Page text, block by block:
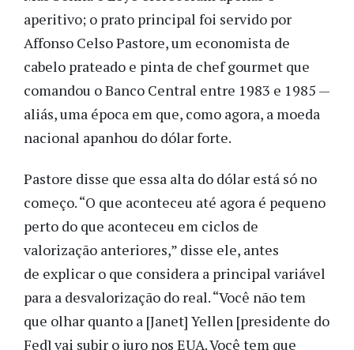
aperitivo; o prato principal foi servido por
Affonso Celso Pastore, um economista de
cabelo prateado e pinta de chef gourmet que
comandou o Banco Central entre 1983 e 1985 —
aliás, uma época em que, como agora, a moeda
nacional apanhou do dólar forte.
Pastore disse que essa alta do dólar está só no
começo. “O que aconteceu até agora é pequeno
perto do que aconteceu em ciclos de
valorização anteriores,” disse ele, antes
de explicar o que considera a principal variável
para a desvalorização do real. “Você não tem
que olhar quanto a [Janet] Yellen [presidente do
Fed] vai subir o juro nos EUA. Você tem que